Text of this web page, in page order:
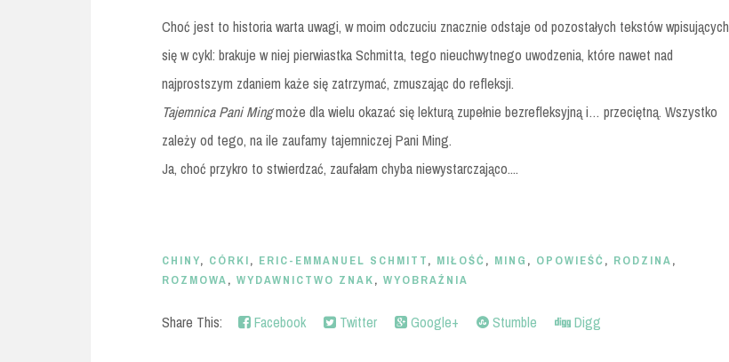
Choć jest to historia warta uwagi, w moim odczuciu znacznie odstaje od pozostałych tekstów wpisujących
się w cykl: brakuje w niej pierwiastka Schmitta, tego nieuchwytnego uwodzenia, które nawet nad
najprostszym zdaniem każe się zatrzymać, zmuszając do refleksji.
Tajemnica Pani Mingmoże dla wielu okazać się lekturą zupełnie bezrefleksyjną i… przeciętną. Wszystko
zależy od tego, na ile zaufamy tajemniczej Pani Ming.
Ja, choć przykro to stwierdzać, zaufałam chyba niewystarczająco....
CHINY, CÓRKI, ERIC-EMMANUEL SCHMITT, MIŁOŚĆ , MING , OPOWIEŚĆ , RODZINA,
ROZMOWA, WYDAWNICTWO ZNAK, WYOBRAŹNIA
Share This: Facebook Twitter Google+ Stumble Digg